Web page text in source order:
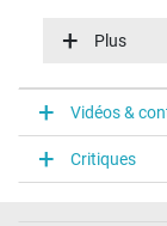
12V / 5A / 60W
15V / 4,33A /
5V / 3A / 15W
9V / 3A / 27W
100-240V / 50-
Plus
Vidéos &
Critiques